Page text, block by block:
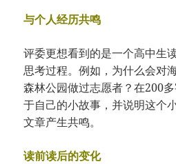
与个人经历共鸣
评委更想看到的是一个高中生
思考过程。例如，为什么会对
森林公园做过志愿者？在200
于自己的小故事，并说明这个
文章产生共鸣。
读前读后的变化